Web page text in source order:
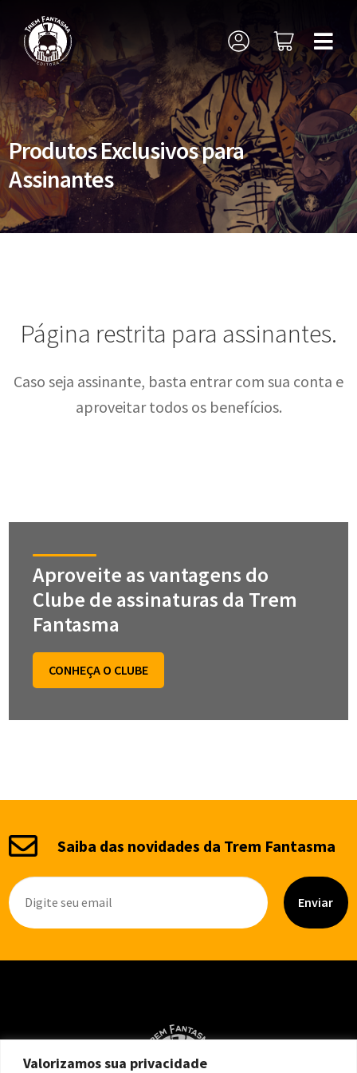
Valorizamos sua privacidade
Produtos Exclusivos para
Assinantes
Página restrita para assinantes.
Caso seja assinante, basta entrar com sua conta e
aproveitar todos os benefícios.
Aproveite as vantagens do
Clube de assinaturas da Trem
Fantasma
CONHEÇA O CLUBE
Saiba das novidades da Trem Fantasma
Enviar